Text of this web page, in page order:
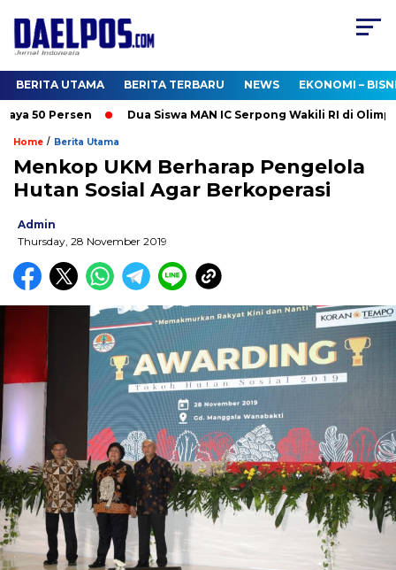
BERITA UTAMA BERITA TERBARU NEWS EKONOMI –
50 Persen Dua Siswa MAN IC Serpong Wakili RI di
Home / Berita Utama
Menkop UKM Berharap Pengelola
Hutan Sosial Agar Berkoperasi
Admin
Thursday, 28 November 2019